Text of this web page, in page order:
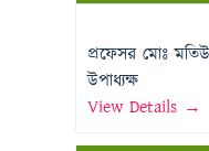
প্রফেসর মোঃ
উপাধ্যক্ষ
View Details →